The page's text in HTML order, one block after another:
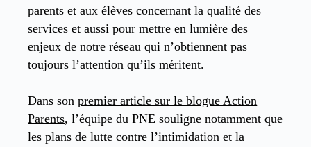
parents et aux élèves concernant la qualité des
services et aussi pour mettre en lumière des
enjeux de notre réseau qui n’obtiennent pas
toujours l’attention qu’ils méritent.
Dans sonpremier article sur le blogue Action
Parents, l’équipe du PNE souligne notamment que
les plans de lutte contre l’intimidation et la